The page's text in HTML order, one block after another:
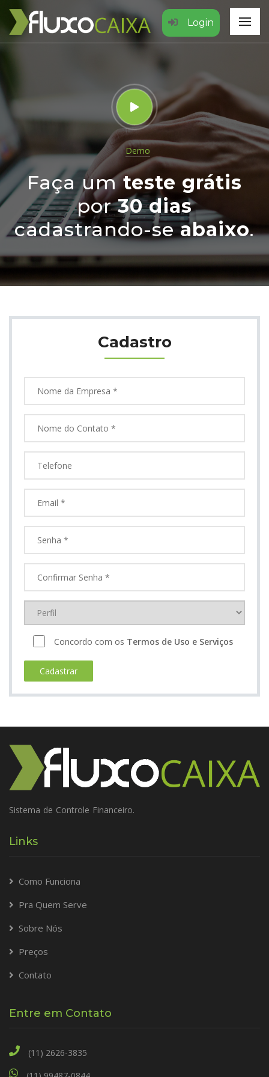
Login
Faça umteste grátis
por30 dias
cadastrando-seabaixo.
Demo
Cadastro
Concordo com os Termos de Uso e Serviços
Cadastrar
Sistema de Controle Financeiro.
Links
Como Funciona
Pra Quem Serve
Sobre Nós
Preços
Contato
Entre em Contato
(11) 2626-3835